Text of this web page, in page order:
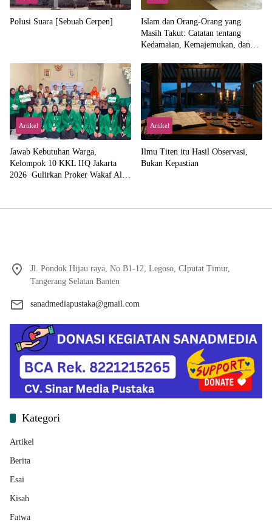
Polusi Suara [Sebuah Cerpen]
Islam dan Orang-Orang yang
Masih Takut: Catatan tentang
Kedamaian, Kemajemukan, dan
Abdillah
Artikel
Jawab Kebutuhan Warga,
Kelompok 10 KKL IIQ Jakarta
2026 Gulirkan Proker Wakaf Al-
Artikel
Ilmu Titen itu Hasil Observasi,
Bukan Kepastian
Jl. Pondok Hijau raya, No B1-12, Legoso, CIputat Timur,
Tangerang Selatan Banten
sanadmediapustaka@gmail.com
Kategori
Artikel
Berita
Esai
Kisah
Fatwa